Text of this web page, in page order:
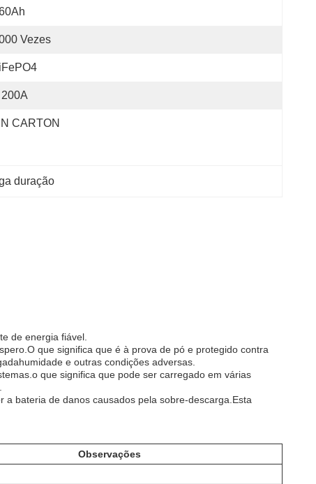
Vezes
200A
CARTON
duração
de energia fiável.
que significa que é à prova de pó e protegido contra
humidade e outras condições adversas.
que significa que pode ser carregado em várias
bateria de danos causados pela sobre-descarga.Esta
Observações